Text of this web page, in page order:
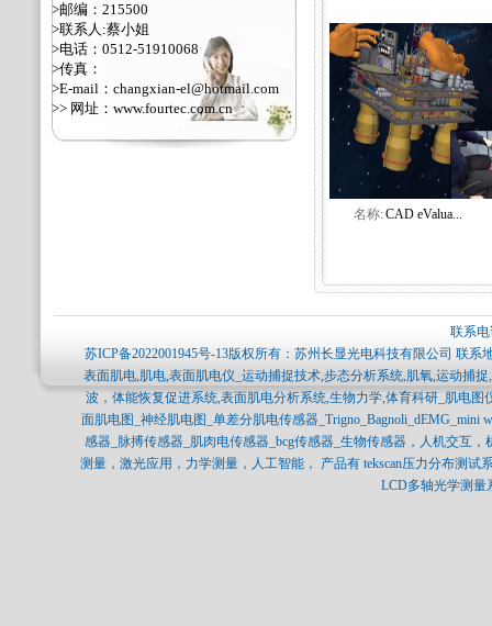
>邮编：215500
>联系人:蔡小姐
>电话：0512-51910068
>传真：
>E-mail：changxian-el@hotmail.com
>> 网址： www.fourtec.com.cn
名称:CAD eValua...
联系
苏ICP备2022001945号-13版权所有：苏州长显光电科技有限公司 联系
表面肌电,肌电,表面肌电仪_运动捕捉技术,步态分析系统,肌氧,运动捕
波，体能恢复促进系统,表面肌电分析系统,生物力学,体育科研_肌电
面肌电图_神经肌电图_单差分肌电传感器_Trigno_Bagnoli_dEMG_mini
感器_脉搏传感器_肌肉电传感器_bcg传感器_生物传感器，人机交互
测量，激光应用，力学测量，人工智能， 产品有 tekscan压力分布测试
LCD多轴光学测量